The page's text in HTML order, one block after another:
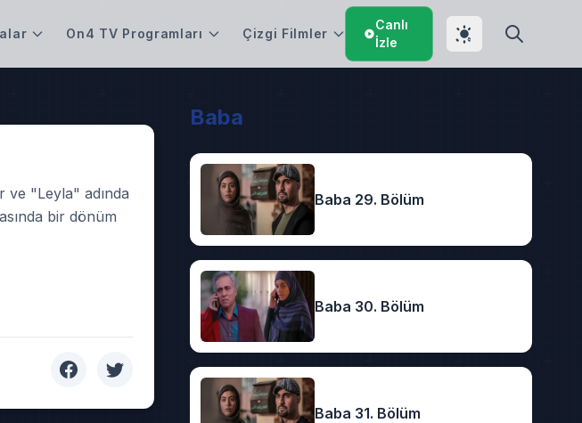
On4 TV Programları Çizgi Filmler
Canlı
İzle
ve "Leyla" adında
bir dönüm
Baba
Baba 29. Bölüm
Baba 30. Bölüm
Baba 31. Bölüm